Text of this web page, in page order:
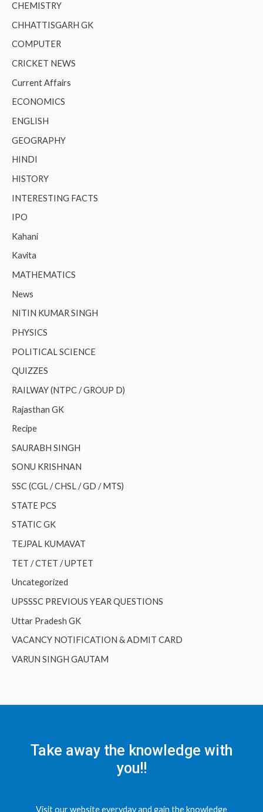
CHEMISTRY
CHHATTISGARH GK
COMPUTER
CRICKET NEWS
Current Affairs
ECONOMICS
ENGLISH
GEOGRAPHY
HINDI
HISTORY
INTERESTING FACTS
IPO
Kahani
Kavita
MATHEMATICS
News
NITIN KUMAR SINGH
PHYSICS
POLITICAL SCIENCE
QUIZZES
RAILWAY (NTPC / GROUP D)
Rajasthan GK
Recipe
SAURABH SINGH
SONU KRISHNAN
SSC (CGL / CHSL / GD / MTS)
STATE PCS
STATIC GK
TEJPAL KUMAVAT
TET / CTET / UPTET
Uncategorized
UPSSSC PREVIOUS YEAR QUESTIONS
Uttar Pradesh GK
VACANCY NOTIFICATION & ADMIT CARD
VARUN SINGH GAUTAM
Take away the knowledge with
you!!
Visit our website everyday and gain the knowledge